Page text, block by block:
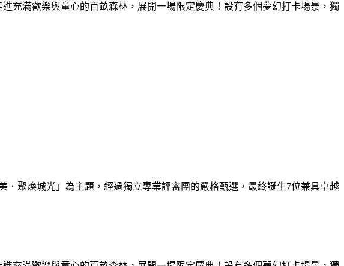
充滿歡樂與童心的百畝森林，展開一場限定慶典！設有多個夢幻打卡場景，獨
聚煥城光」為主題，經過獨立專業評審團的嚴格甄選，最終誕生7位兼具卓越